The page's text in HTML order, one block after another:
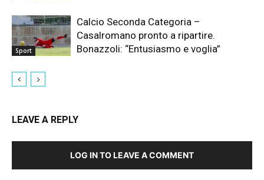
Sport
Calcio Seconda Categoria –
Casalromano pronto a ripartire.
Bonazzoli: “Entusiasmo e voglia”
LEAVE A REPLY
LOG IN TO LEAVE A COMMENT